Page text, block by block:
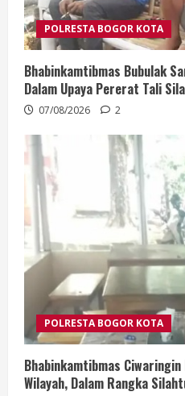
POLRESTA BOGOR KOTA
Bhabinkamtibmas Bubulak
Dalam Upaya Pererat Tali
07/08/2026 2
POLRESTA BOGOR KOTA
Bhabinkamtibmas
Wilayah, Dalam Rangka